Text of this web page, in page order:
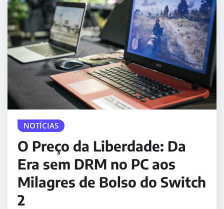
NOTÍCIAS
O Preço da Liberdade: Da
Era sem DRM no PC aos
Milagres de Bolso do Switch
2